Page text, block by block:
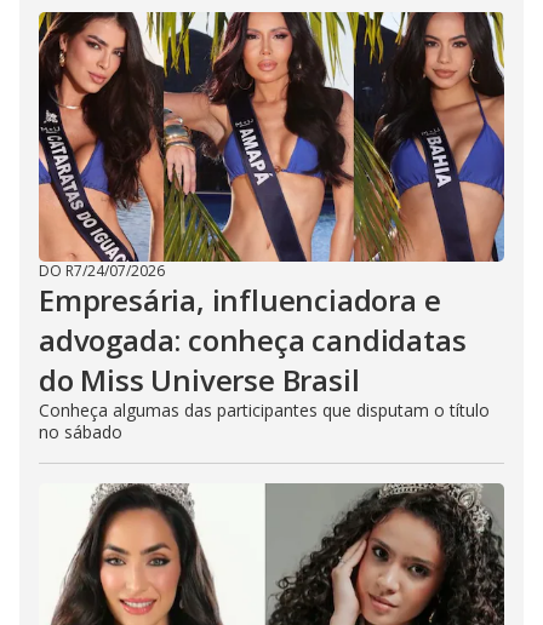
DO R7/24/07/2026
Empresária, influenciadora e
advogada: conheça candidatas
do Miss Universe Brasil
Conheça algumas das participantes que disputam o título
no sábado